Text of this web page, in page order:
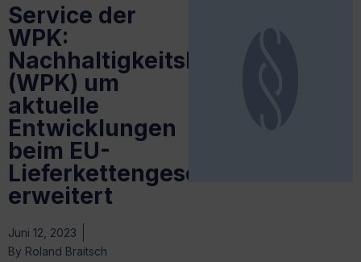
Service der
WPK:
Nachhaltigkeitskompass
(WPK) um
aktuelle
Entwicklungen
beim EU-
Lieferkettengesetz
erweitert
Juni 12, 2023
By Roland Braitsch